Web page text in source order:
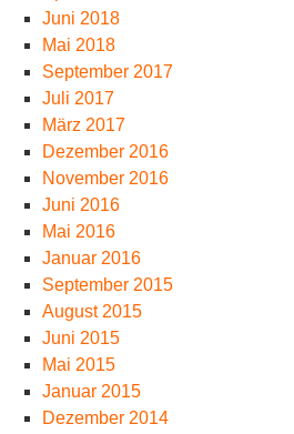
Juni 2018
Mai 2018
September 2017
Juli 2017
März 2017
Dezember 2016
November 2016
Juni 2016
Mai 2016
Januar 2016
September 2015
August 2015
Juni 2015
Mai 2015
Januar 2015
Dezember 2014